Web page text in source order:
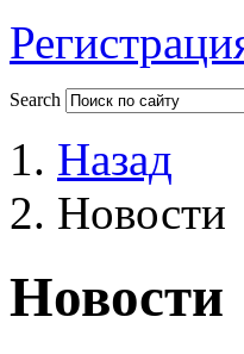
Search
Назад
Новости
Новости